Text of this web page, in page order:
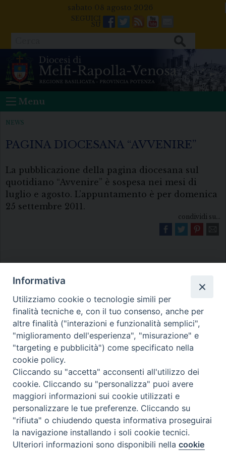
sabato 08 agosto 2026
Facebook
Twitter
FeedsYoutube
Mail
Menu
NEWS
PAGINA DIOCESANA “AVVENIRE”
La pubblicazione della pagina diocesana sul
quotidiano “Avvenire” è sospesa nei mesi di
luglio e agosto. L’appuntamento è per domenica
25 settembre 2011.
condividi su...
Diocesi di Melfi Rapolla Venosa
• Largo Duomo, 12 - 85025 MELFI (PZ) •
Tel. 0972238604
PEC ufficiale della Diocesi:
diocesi.melfi_rapolla_venosa@legalmail.it
Preferenze Cookie
Informativa
Utilizziamo cookie o tecnologie simili per
finalità tecniche e, con il tuo consenso, anche per
altre finalità ("interazioni e funzionalità semplici",
"miglioramento dell'esperienza", "misurazione" e
"targeting e pubblicità") come specificato nella
cookie policy.
Cliccando su "accetta" acconsenti all'utilizzo dei
cookie. Cliccando su "personalizza" puoi avere
maggiori informazioni sui cookie utilizzati e
personalizzare le tue preferenze. Cliccando su
"rifiuta" o chiudendo questa informativa proseguirai
la navigazione installando i soli cookie tecnici.
Ulteriori informazioni sono disponibili nellacookie